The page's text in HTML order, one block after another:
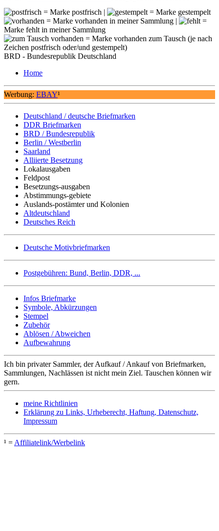
= Marke postfrisch |
= Marke gestempelt
= Marke vorhanden in meiner Sammlung |
=
Marke fehlt in meiner Sammlung
= Marke vorhanden zum Tausch (je nach
Zeichen postfrisch oder/und gestempelt)
BRD - Bundesrepublik Deutschland
Home
Werbung: EBAY¹
Deutschland / deutsche Briefmarken
DDR Briefmarken
BRD / Bundesrepublik
Berlin / Westberlin
Saarland
Alliierte Besetzung
Lokalausgaben
Feldpost
Besetzungs-ausgaben
Abstimmungs-gebiete
Auslands-postämter und Kolonien
Altdeutschland
Deutsches Reich
Deutsche Motivbriefmarken
Postgebühren: Bund, Berlin, DDR, ...
Infos Briefmarke
Symbole, Abkürzungen
Stempel
Zubehör
Ablösen / Abweichen
Aufbewahrung
Ich bin privater Sammler, der Aufkauf / Ankauf von Briefmarken,
Sammlungen, Nachlässen ist nicht mein Ziel. Tauschen können wir
gern.
meine Richtlinien
Erklärung zu Links, Urheberecht, Haftung, Datenschutz,
Impressum
¹ = Affiliatelink/Werbelink